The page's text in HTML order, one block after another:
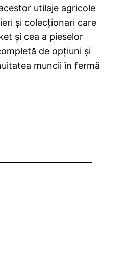
utilaje agricole
și colecționari care
și cea a pieselor
de opțiuni și
muncii în fermă